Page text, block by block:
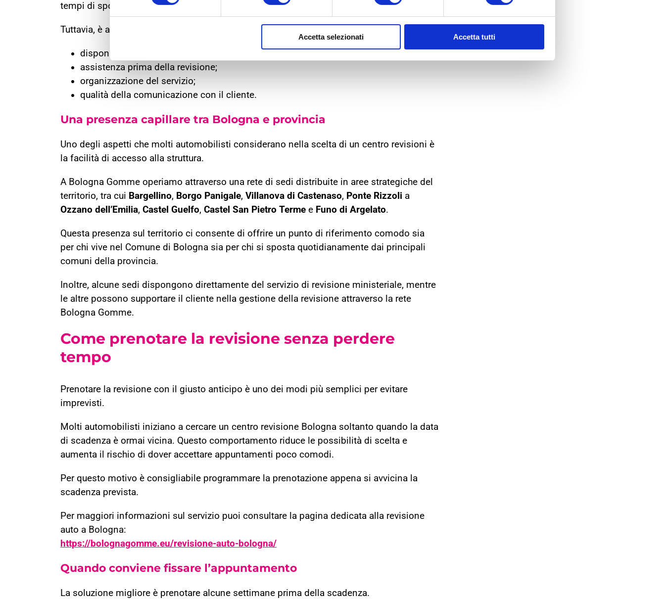
Accetta selezionati Accetta tutti
tempi di spostamento possono incidere sull’organizzazione della giornata.
Tuttavia, è altrettanto importante considerare:
disponibilità degli appuntamenti;
assistenza prima della revisione;
organizzazione del servizio;
qualità della comunicazione con il cliente.
Una presenza capillare tra Bologna e provincia
Uno degli aspetti che molti automobilisti considerano nella scelta di un centro revisioni è
la facilità di accesso alla struttura.
A Bologna Gomme operiamo attraverso una rete di sedi distribuite in aree strategiche del
territorio, tra cui Bargellino, Borgo Panigale, Villanova di Castenaso, Ponte Rizzoli a
Ozzano dell’Emilia, Castel Guelfo, Castel San Pietro Termee Funo di Argelato.
Questa presenza sul territorio ci consente di offrire un punto di riferimento comodo sia
per chi vive nel Comune di Bologna sia per chi si sposta quotidianamente dai principali
comuni della provincia.
Inoltre, alcune sedi dispongono direttamente del servizio di revisione ministeriale, mentre
le altre possono supportare il cliente nella gestione della revisione attraverso la rete
Bologna Gomme.
Come prenotare la revisione senza perdere
tempo
Prenotare la revisione con il giusto anticipo è uno dei modi più semplici per evitare
imprevisti.
Molti automobilisti iniziano a cercare un centro revisione Bologna soltanto quando la data
di scadenza è ormai vicina. Questo comportamento riduce le possibilità di scelta e
aumenta il rischio di dover accettare appuntamenti poco comodi.
Per questo motivo è consigliabile programmare la prenotazione appena si avvicina la
scadenza prevista.
Per maggiori informazioni sul servizio puoi consultare la pagina dedicata alla revisione
auto a Bologna:
https://bolognagomme.eu/revisione-auto-bologna/
Quando conviene fissare l’appuntamento
La soluzione migliore è prenotare alcune settimane prima della scadenza.